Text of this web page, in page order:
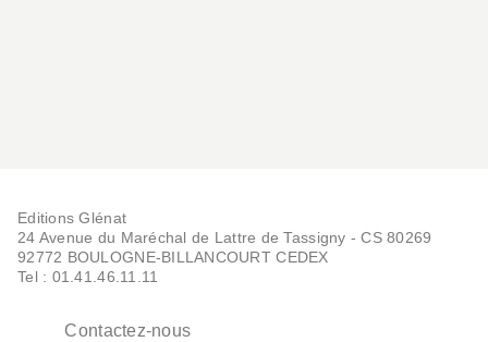
Eve-Marie Lobriaut
Eléonore Della Malva
Editions Glénat
24 Avenue du Maréchal de Lattre de Tassigny - CS 80269
92772 BOULOGNE-BILLANCOURT CEDEX
Tel : 01.41.46.11.11
Contactez-nous